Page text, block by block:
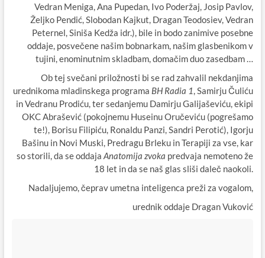
Vedran Meniga, Ana Pupedan, Ivo Poderžaj, Josip Pavlov,
Željko Pendić, Slobodan Kajkut, Dragan Teodosiev, Vedran
Peternel, Siniša Kedža idr.), bile in bodo zanimive posebne
oddaje, posvečene našim bobnarkam, našim glasbenikom v
tujini, enominutnim skladbam, domačim duo zasedbam …
Ob tej svečani priložnosti bi se rad zahvalil nekdanjima
urednikoma mladinskega programa BH Radia 1, Samirju Čuliću
in Vedranu Prodiću, ter sedanjemu Damirju Galijaševiću, ekipi
OKC Abrašević (pokojnemu Huseinu Oručeviću (pogrešamo
te!), Borisu Filipiću, Ronaldu Panzi, Sandri Perotić), Igorju
Bašinu in Novi Muski, Predragu Brleku in Terapiji za vse, kar
so storili, da se oddajaAnatomija zvoka predvaja nemoteno že
18 let in da se naš glas sliši daleč naokoli.
Nadaljujemo, čeprav umetna inteligenca preži za vogalom,
urednik oddaje Dragan Vuković